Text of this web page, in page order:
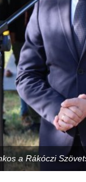
a Rákóczi